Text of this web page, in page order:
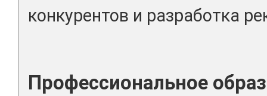
конкурентов и разработка
Профессиональное